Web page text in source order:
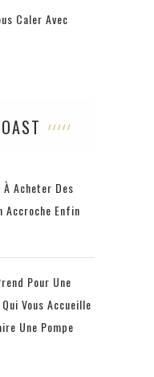
Caler Avec
À Acheter Des
Accroche Enfin
Pour Une
Vous Accueille
Une Pompe